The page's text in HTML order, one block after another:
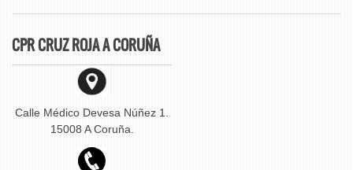
CPR CRUZ ROJA A CORUÑA
Calle Médico Devesa Núñez 1.
15008 A Coruña.